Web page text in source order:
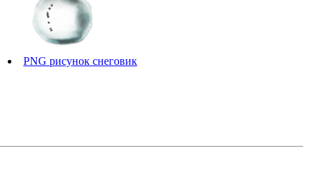
PNG рисунок снеговик